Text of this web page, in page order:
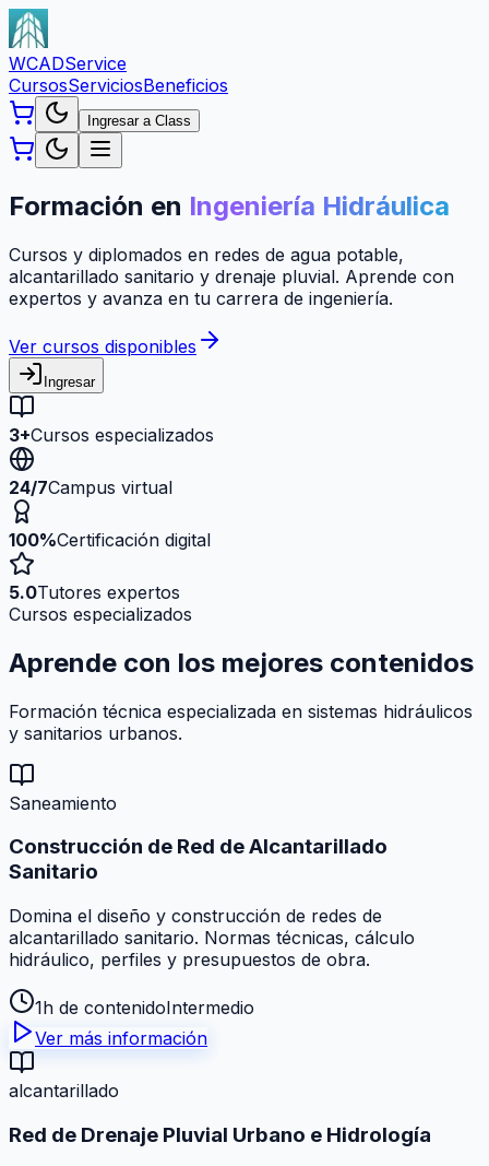
WCADService
CursosServiciosBeneficios
Ingresar a Class
Formación en Ingeniería Hidráulica
Cursos y diplomados en redes de agua potable,
alcantarillado sanitario y drenaje pluvial. Aprende con
expertos y avanza en tu carrera de ingeniería.
Ver cursos disponibles
Ingresar
3+Cursos especializados
24/7Campus virtual
100%Certificación digital
5.0Tutores expertos
Cursos especializados
Aprende con los mejores contenidos
Formación técnica especializada en sistemas hidráulicos
y sanitarios urbanos.
Saneamiento
Construcción de Red de Alcantarillado
Sanitario
Domina el diseño y construcción de redes de
alcantarillado sanitario. Normas técnicas, cálculo
hidráulico, perfiles y presupuestos de obra.
1h de contenidoIntermedio
Ver más información
alcantarillado
Red de Drenaje Pluvial Urbano e Hidrología